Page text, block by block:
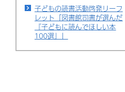
子どもの読書活動啓発リーフ
レット「図書館司書が選んだ
『子どもに読んでほしい本
100選』」